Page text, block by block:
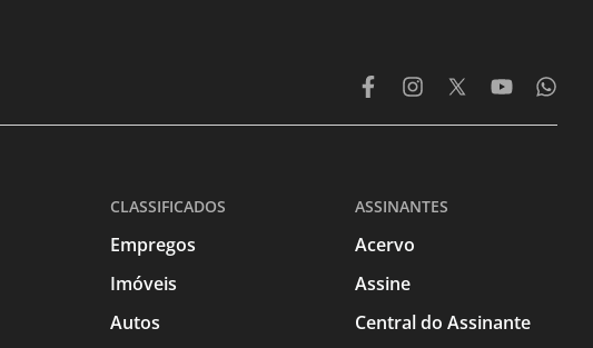
CLASSIFICADOS
Empregos
Imóveis
Autos
ASSINANTES
Acervo
Assine
Central do Assinante